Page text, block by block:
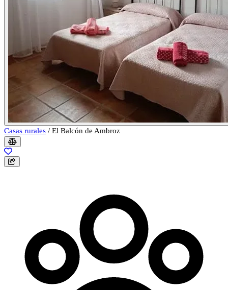
Casas rurales / El Balcón de Ambroz